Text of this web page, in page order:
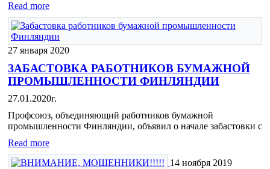
Read more
27 января 2020
ЗАБАСТОВКА РАБОТНИКОВ БУМАЖНОЙ
ПРОМЫШЛЕННОСТИ ФИНЛЯНДИИ
27.01.2020г.
Профсоюз, объединяющий работников бумажной
промышленности Финляндии, объявил о начале забастовки c
Read more
14 ноября 2019